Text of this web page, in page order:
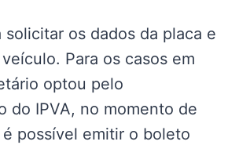
solicitar os dados da placa e
Para os casos em
optou pelo
do IPVA, no momento de
possível emitir o boleto